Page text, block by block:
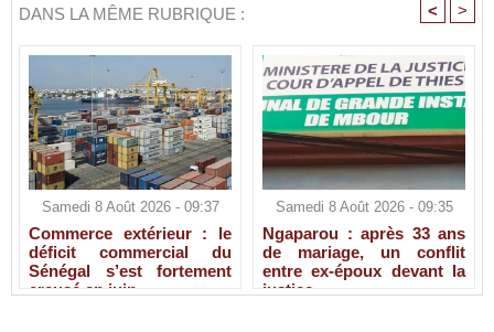
DANS LA MÊME RUBRIQUE : < >
Samedi 8 Août 2026 - 09:37
Commerce extérieur : le
déficit commercial du
Sénégal s’est fortement
creusé en juin
Samedi 8 Août 2026 - 09:35
Ngaparou : après 33 ans
de mariage, un conflit
entre ex-époux devant la
justice